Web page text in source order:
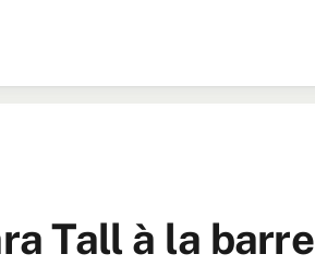
Tall à la barre